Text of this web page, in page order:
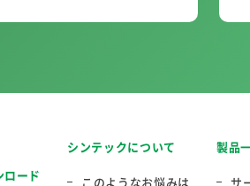
ード
シンテックについて
このようなお悩みは
製品
サ